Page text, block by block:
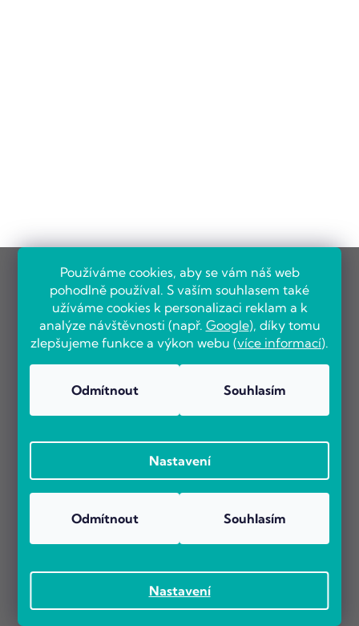
Používáme cookies, aby se vám náš web
pohodlně používal. S vaším souhlasem také
užíváme cookies k personalizaci reklam a k
analýze návštěvnosti (např. Google), díky tomu
zlepšujeme funkce a výkon webu (více informací).
Nastavení
Odmítnout Souhlasím
Nastavení
Odmítnout Souhlasím